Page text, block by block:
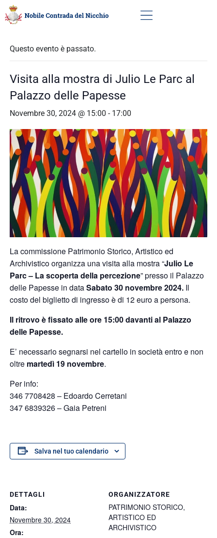
« Tutti gli Eventi
Questo evento è passato.
Visita alla mostra di Julio Le Parc al
Palazzo delle Papesse
Novembre 30, 2024 @ 15:00 - 17:00
La commissione Patrimonio Storico, Artistico ed
Archivistico organizza una visita alla mostra “Julio Le
Parc – La scoperta della percezione” presso il Palazzo
delle Papesse in dataSabato 30 novembre 2024. Il
costo del biglietto di ingresso è di 12 euro a persona.
Il ritrovo è fissato alle ore 15:00 davanti al Palazzo
delle Papesse.
E’ necessario segnarsi nel cartello in società entro e non
oltre martedì 19 novembre.
Per info:
346 7708428 – Edoardo Cerretani
347 6839326 – Gaia Petreni
Salva nel tuo calendario
DETTAGLI
Data:
Novembre 30, 2024
Ora:
ORGANIZZATORE
PATRIMONIO STORICO,
ARTISTICO ED
ARCHIVISTICO